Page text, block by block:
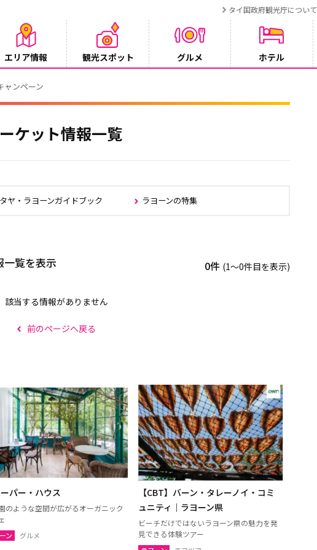
タイ国政府観光庁について
エリア情報 観光スポット グルメ ホテル
列車「SRT BANGKOK CONNEX」8月1日より運行開始
ケット情報一覧
ヤ・ラヨーンガイドブック ラヨーンの特集
一覧を表示 0件 (1〜0件目を表示)
該当する情報がありません
前のページへ戻る
パー・ハウス
のような空間が広がるオーガニック
ン グルメ
【CBT】バーン・タレーノイ・コミ
ュニティ｜ラヨーン県
ビーチだけではないラヨーン県の魅力を発
見できる体験ツアー